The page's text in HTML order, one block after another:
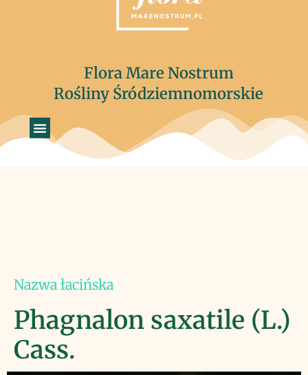
Flora Mare Nostrum
Rośliny Śródziemnomorskie
Nazwa łacińska
Phagnalon saxatile (L.)
Cass.